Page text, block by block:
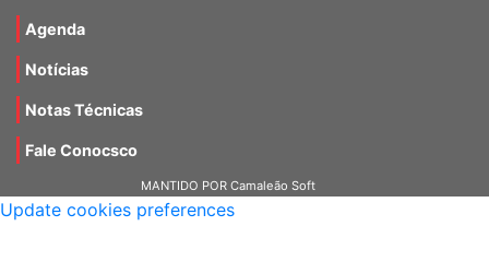
MANTIDO POR Camaleão Soft
Update cookies preferences